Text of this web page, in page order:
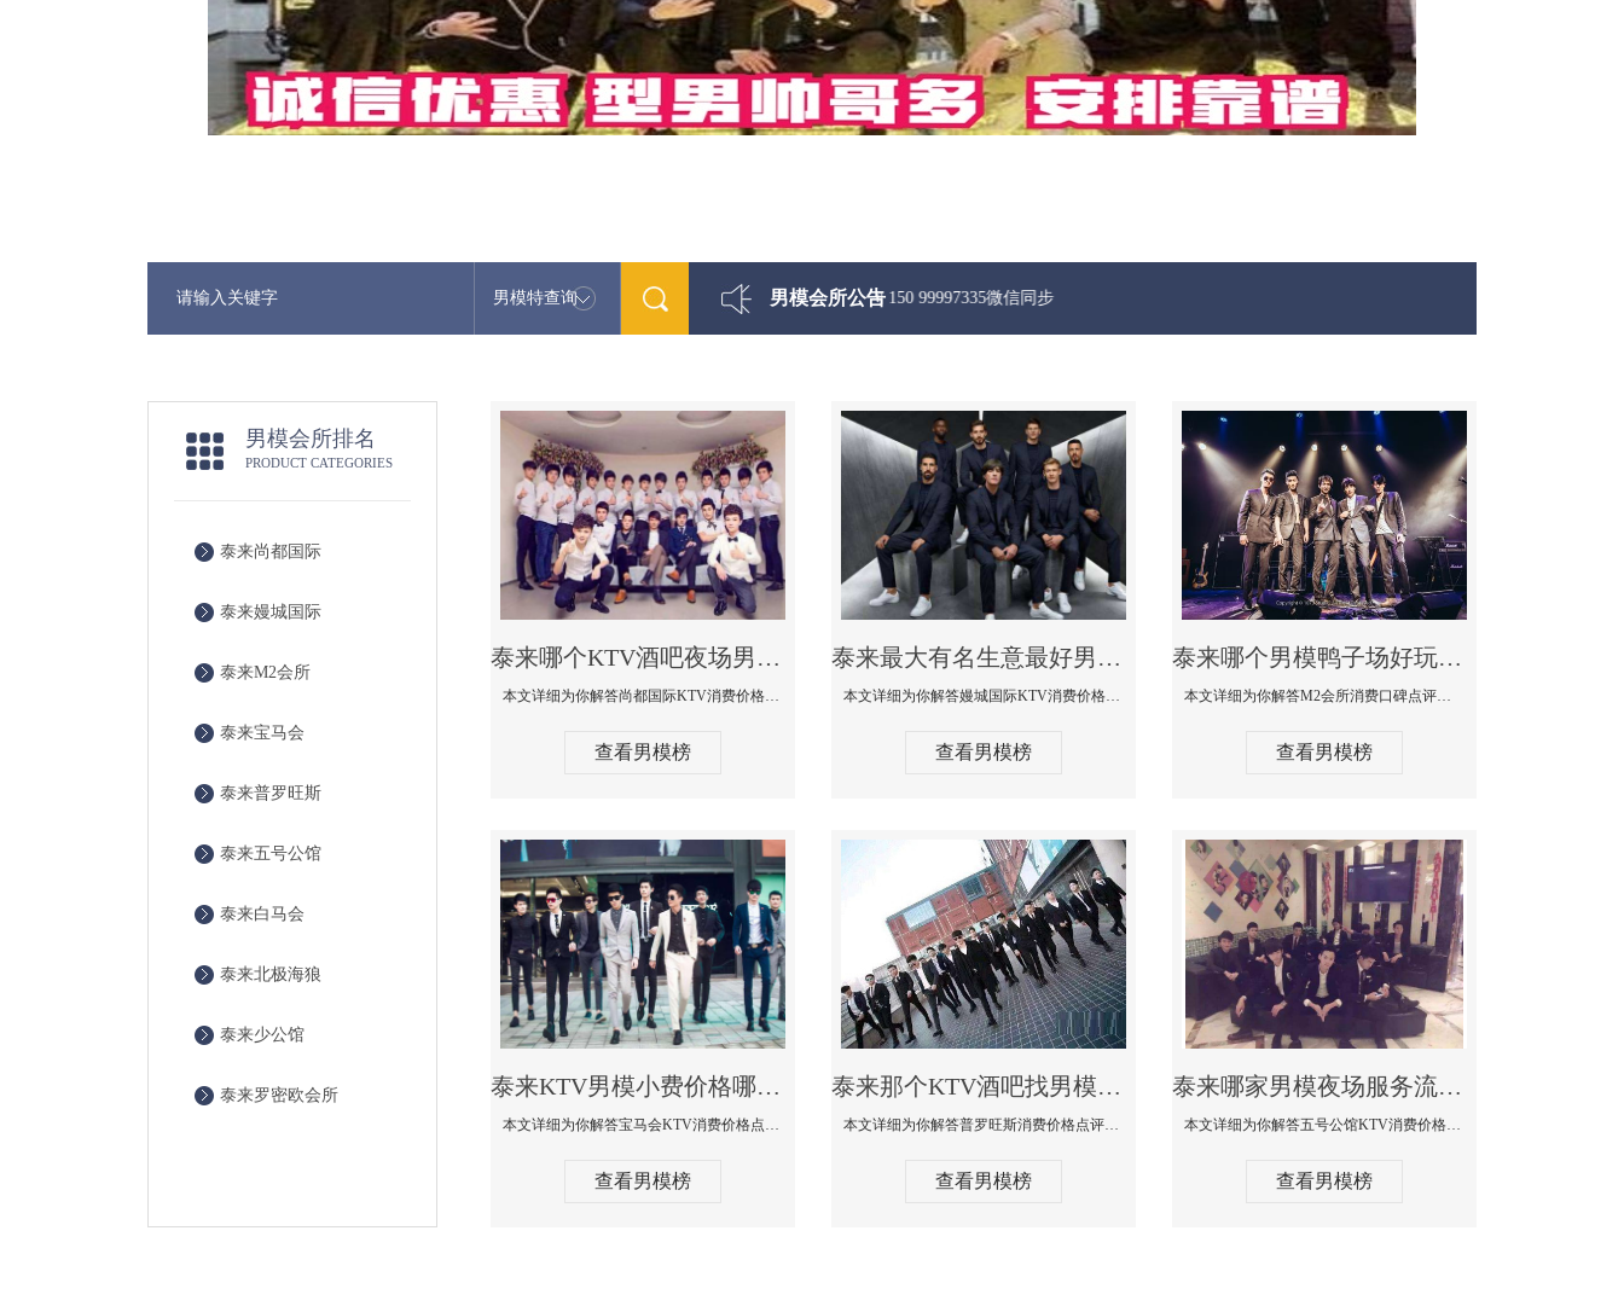
男模特查询 男模会所公告
最新男模娱乐资讯免费咨询 150 99997335微信同步
男模会所排名
PRODUCT CATEGORIES
泰来尚都国际
泰来嫚城国际
泰来M2会所
泰来宝马会
泰来普罗旺斯
泰来五号公馆
泰来白马会
泰来北极海狼
泰来少公馆
泰来罗密欧会所
泰来哪个KTV酒吧夜场男模公关型男最帅-尚都国际KTV消费价格点评
本文详细为你解答尚都国际KTV消费价格点评，更多关于哪个KTV酒吧夜场男模公关型男最帅免费咨询150 99997335微信同步
查看男模榜
泰来最大有名生意最好男模少爷场KTV体验-嫚城国际KTV消费价格点评
本文详细为你解答嫚城国际KTV消费价格口碑点评，更多关于最大有名生意最好男模少爷场KTV体验免费咨询150 99997335微信同步！
查看男模榜
泰来哪个男模鸭子场好玩陪酒服务好-M2会所KTV消费口碑点评
本文详细为你解答M2会所消费口碑点评，更多关于哪个男模鸭子场好玩陪酒服务好免费咨询150 99997335微信同步！
查看男模榜
泰来KTV男模小费价格哪家便宜-宝马会KTV消费口碑点评
本文详细为你解答宝马会KTV消费价格点评，更多关于KTV男模小费价格哪家便宜免费咨询150 99997335微信同步！
查看男模榜
泰来那个KTV酒吧找男模帅哥男妓多-普罗旺斯KTV真实口碑点评
本文详细为你解答普罗旺斯消费价格点评，更多关于那个KTV酒吧找男模帅哥最多免费咨询150 99997335微信同步！
查看男模榜
泰来哪家男模夜场服务流程全面-五号公馆KTV消费价格点评
本文详细为你解答五号公馆KTV消费价格，更多关于哪家男模夜场服务流程全面免费咨询150 99997335微信同步！
查看男模榜